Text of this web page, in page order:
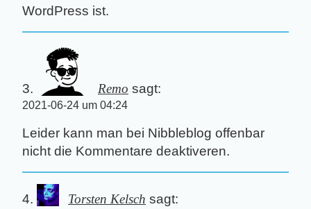
WordPress ist.
Remo sagt:
2021-06-24 um 04:24
Leider kann man bei Nibbleblog offenbar
nicht die Kommentare deaktiveren.
Torsten Kelsch sagt: